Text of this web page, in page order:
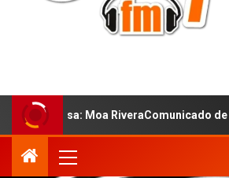
Moa RiveraComunicado de prensa